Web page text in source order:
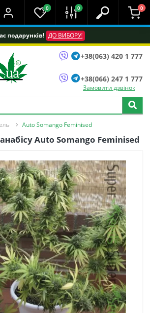
подарунків! ДО ВИБОРУ!
0 0 0
+38(063) 420 1 777
+38(066) 247 1 777
Замовити дзвінок
Auto Somango Feminised
Auto Somango Feminised